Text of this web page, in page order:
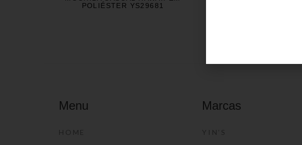
POLIÉSTER YS29681
Menu
HOME
Marcas
YIN’S